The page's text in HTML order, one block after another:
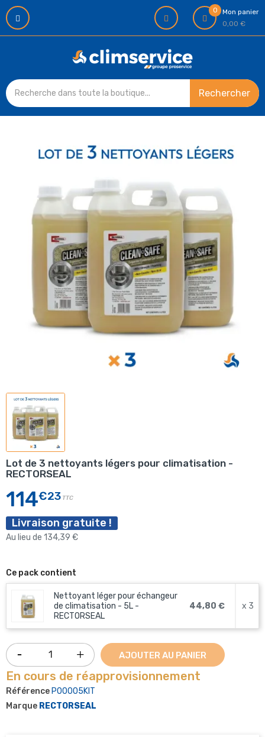
0
Mon panier
0,00 €
Rechercher
Lot de 3 nettoyants légers pour climatisation -
RECTORSEAL
114€23 TTC
Livraison gratuite !
Au lieu de 134,39 €
Ce pack contient
Nettoyant léger pour échangeur
de climatisation - 5L -
RECTORSEAL
44,80 € x 3
AJOUTER AU PANIER
En cours de réapprovisionnement
Référence P00005KIT
Marque RECTORSEAL